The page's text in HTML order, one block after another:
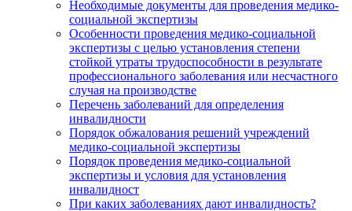
Необходимые документы для проведения медико-
социальной экспертизы
Особенности проведения медико-социальной
экспертизы с целью установления степени
стойкой утраты трудоспособности в результате
профессионального заболевания или несчастного
случая на производстве
Перечень заболеваний для определения
инвалидности
Порядок обжалования решений учреждений
медико-социальной экспертизы
Порядок проведения медико-социальной
экспертизы и условия для установления
инвалидност
При каких заболеваниях дают инвалидность?